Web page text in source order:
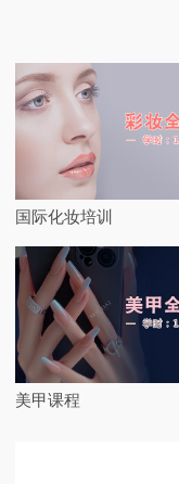
国际化妆培训
美甲课程